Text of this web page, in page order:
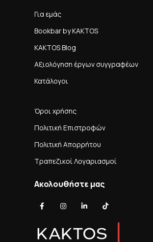
Για εμάς
Bookbar by KAKTOS
KAKTOS Blog
Αξιολόγηση έργων συγγραφέων
Κατάλογοι
Όροι χρήσης
Πολιτική Επιστροφών
Πολιτική Απορρήτου
Τραπεζικοί Λογαριασμοί
Ακολουθήστε μας